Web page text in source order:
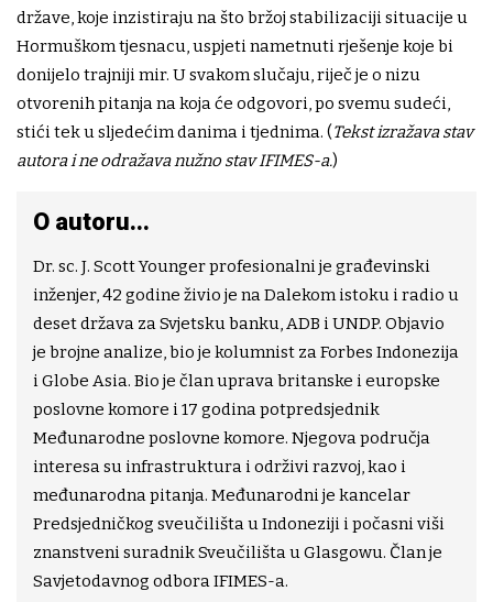
države, koje inzistiraju na što bržoj stabilizaciji situacije u
Hormuškom tjesnacu, uspjeti nametnuti rješenje koje bi
donijelo trajniji mir. U svakom slučaju, riječ je o nizu
otvorenih pitanja na koja će odgovori, po svemu sudeći,
stići tek u sljedećim danima i tjednima. (Tekst izražava stav
autora i ne odražava nužno stav IFIMES-a.)
O autoru...
Dr. sc. J. Scott Younger profesionalni je građevinski
inženjer, 42 godine živio je na Dalekom istoku i radio u
deset država za Svjetsku banku, ADB i UNDP. Objavio
je brojne analize, bio je kolumnist za Forbes Indonezija
i Globe Asia. Bio je član uprava britanske i europske
poslovne komore i 17 godina potpredsjednik
Međunarodne poslovne komore. Njegova područja
interesa su infrastruktura i održivi razvoj, kao i
međunarodna pitanja. Međunarodni je kancelar
Predsjedničkog sveučilišta u Indoneziji i počasni viši
znanstveni suradnik Sveučilišta u Glasgowu. Član je
Savjetodavnog odbora IFIMES-a.